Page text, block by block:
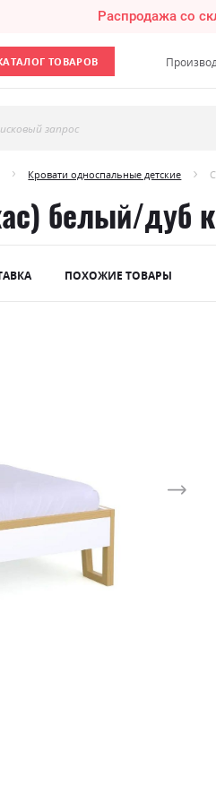
Распродажа со
ТОВАРОВ
запрос
Кровати односпальные детские
белый/дуб
ПОХОЖИЕ ТОВАРЫ